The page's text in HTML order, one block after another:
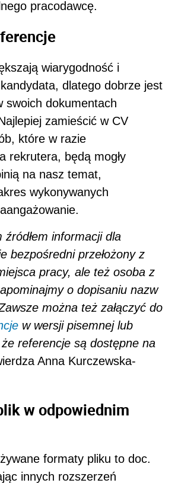
pracodawcę.
wiarygodność i
dlatego dobrze jest
swoich dokumentach
zamieścić w CV
które w razie
rekrutera, będą mogły
na nasz temat,
wykonywanych
źródłem informacji dla
bezpośredni przełożony z
pracy, ale też osoba z
o dopisaniu nazw
można też załączyć do
w wersji pisemnej lub
referencje są dostępne na
Anna Kurczewska-
w odpowiednim
formaty pliku to doc.
innych rozszerzeń